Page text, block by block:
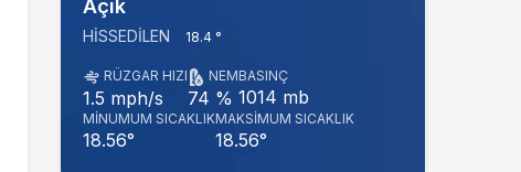
Açık
HISSEDILEN 18.4 °
RÜZGAR HIZI
1.5 mph/s
NEM
74 %
BASINÇ
1014 mb
MINUMUM SICAKLIK
18.56°
MAKSIMUM SICAKLIK
18.56°